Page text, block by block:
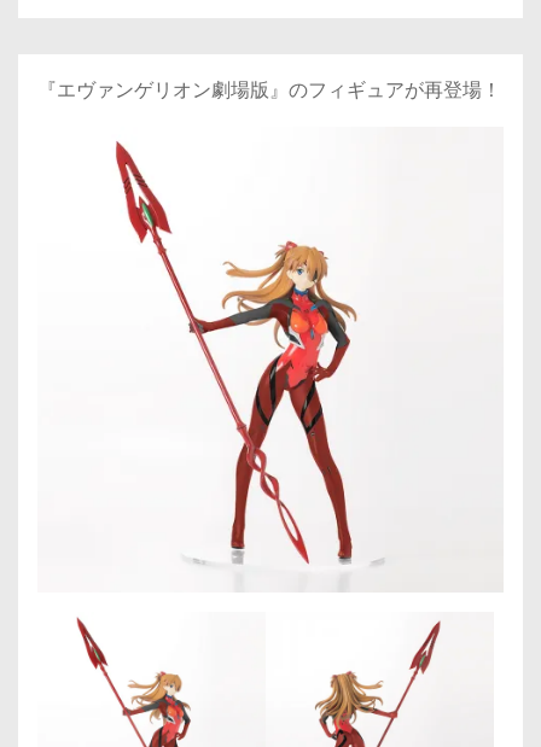
『エヴァンゲリオン劇場版』のフィギュアが再登場！